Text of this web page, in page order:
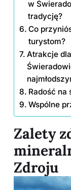
w
tradycję?
Co
turystom?
Atrakcje
Radość
Wspólne
Zalety
Zdroju